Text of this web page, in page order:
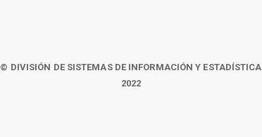
© DIVISIÓN DE SISTEMAS DE INFORMACIÓN Y ESTADÍSTICA
2022